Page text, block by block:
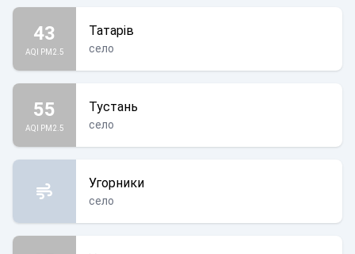
43
AQI PM2.5
Татарів
село
55
AQI PM2.5
Тустань
село
Угорники
село